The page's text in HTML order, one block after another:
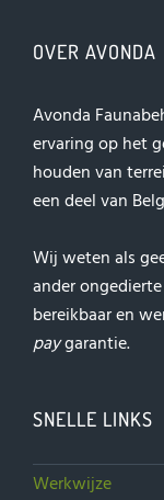
OVER AVONDA
Avonda
ervaring op het
houden van
een deel van
Wij weten als
ander
bereikbaar en
paygarantie.
SNELLE LINKS
Werkwijze